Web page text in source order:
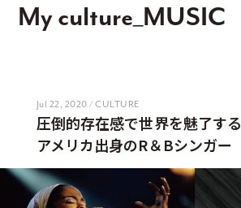
My culture_MUSIC
Jul 22, 2020 / CULTURE
圧倒的存在感で世界を魅了する
アメリカ出身のR＆Bシンガー